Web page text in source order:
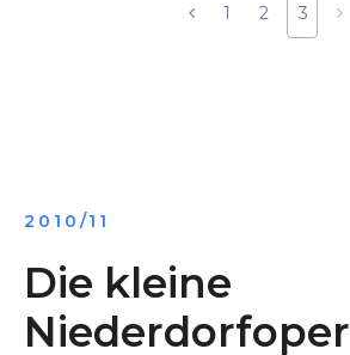
1 2 3
2010/11
Die kleine
Niederdorfoper